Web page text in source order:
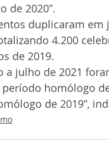
de 2020”.
duplicaram
4.200
de 2019.
a julho de 2021
homólogo
de 2019”,